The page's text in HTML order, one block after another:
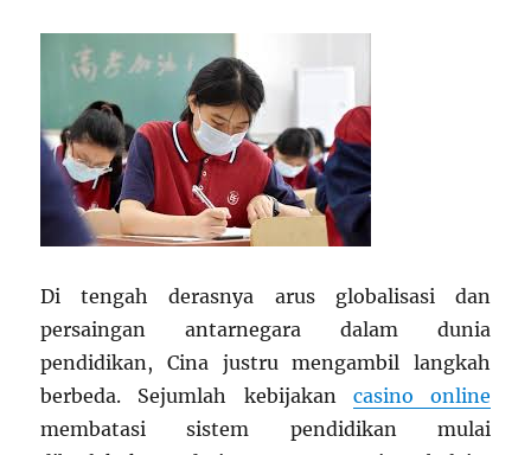
Di tengah derasnya arus globalisasi dan
persaingan antarnegara dalam dunia
pendidikan, Cina justru mengambil langkah
berbeda. Sejumlah kebijakan casino online
membatasi sistem pendidikan mulai